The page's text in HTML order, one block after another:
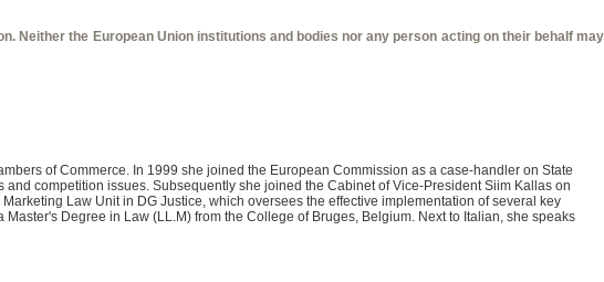
Neither the European Union institutions and bodies nor any person acting on their behalf may
of Commerce. In 1999 she joined the European Commission as a case-handler on State
competition issues. Subsequently she joined the Cabinet of Vice-President Siim Kallas on
Law Unit in DG Justice, which oversees the effective implementation of several key
Degree in Law (LL.M) from the College of Bruges, Belgium. Next to Italian, she speaks